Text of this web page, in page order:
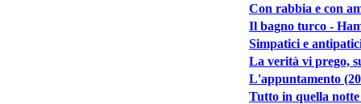
Con rabbia e con
Il bagno turco -
Simpatici e
La verità vi prego,
L'appuntamento
Tutto in quella notte